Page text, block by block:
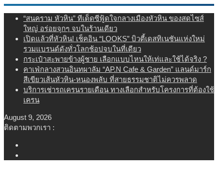
Skip
content
“สนคราม หัวหิน” ทีเด็ดซีฟู้ดใจกลางเมืองหัวหิน ของสดไซส์
ใหญ่ อร่อยจุกๆ จบในร้านเดียว
เปิดแล้วที่หัวหิน! เช็คอิน “LOOKS” บิวตี้เดสทิเนชันแห่งใหม่
รวมแบรนด์ดังทั่วโลกช้อปจบในที่เดียว
กระเป๋าสะพายข้างผู้ชาย เลือกแบบไหนให้เท่และใช้ได้จริง ?
คาเฟ่กลางสวนอินทผาลัม “AP.N Cafe & Garden” แลนด์มาร์ก
สีเขียวเส้นหัวหิน-หนองพลับ ที่สายธรรมชาติไม่ควรพลาด
บริการเช่ารถเครนรายเดือน ทางเลือกสำหรับโครงการที่ต้องใช้
เครน
August 9, 2026
ติดตามพวกเรา :